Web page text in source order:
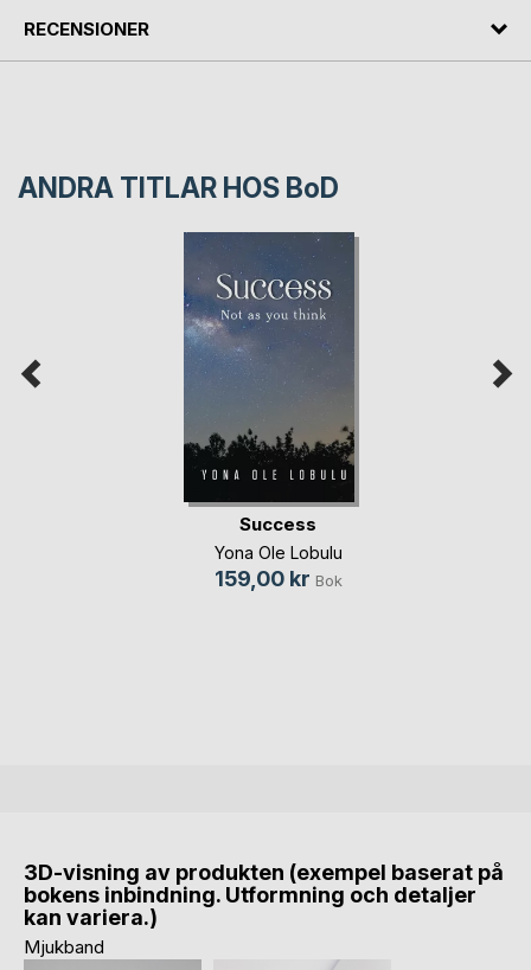
RECENSIONER
ANDRA TITLAR HOS BoD
Success
Yona Ole Lobulu
159,00 kr Bok
3D-visning av produkten (exempel baserat på
bokens inbindning. Utformning och detaljer
kan variera.)
Mjukband